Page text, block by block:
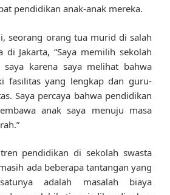
pendidikan anak-anak mereka.
seorang orang tua murid di salah
di Jakarta, “Saya memilih sekolah
karena saya melihat bahwa
fasilitas yang lengkap dan guru-
Saya percaya bahwa pendidikan
anak saya menuju masa
pendidikan di sekolah swasta
ada beberapa tantangan yang
adalah masalah biaya